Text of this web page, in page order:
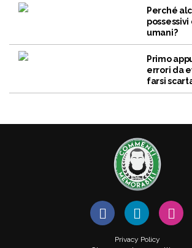
Perché
possessivi
umani?
Primo
errori da
farsi
Privacy Policy